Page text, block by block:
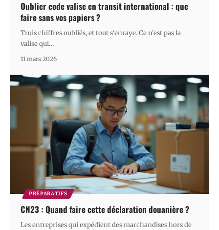
Oublier code valise en transit international : que
faire sans vos papiers ?
Trois chiffres oubliés, et tout s'enraye. Ce n'est pas la
valise qui…
11 mars 2026
PRÉPARATIFS
CN23 : Quand faire cette déclaration douanière ?
Les entreprises qui expédient des marchandises hors de